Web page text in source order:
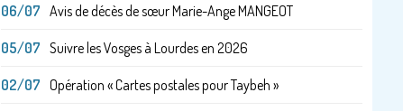
06/07 Avis de décès de sœur Marie-Ange MANGEOT
05/07 Suivre les Vosges à Lourdes en 2026
02/07 Opération « Cartes postales pour Taybeh »